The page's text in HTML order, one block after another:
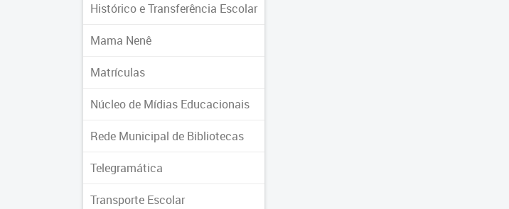
Histórico e Transferência Escolar
Mama Nenê
Matrículas
Núcleo de Mídias Educacionais
Rede Municipal de Bibliotecas
Telegramática
Transporte Escolar